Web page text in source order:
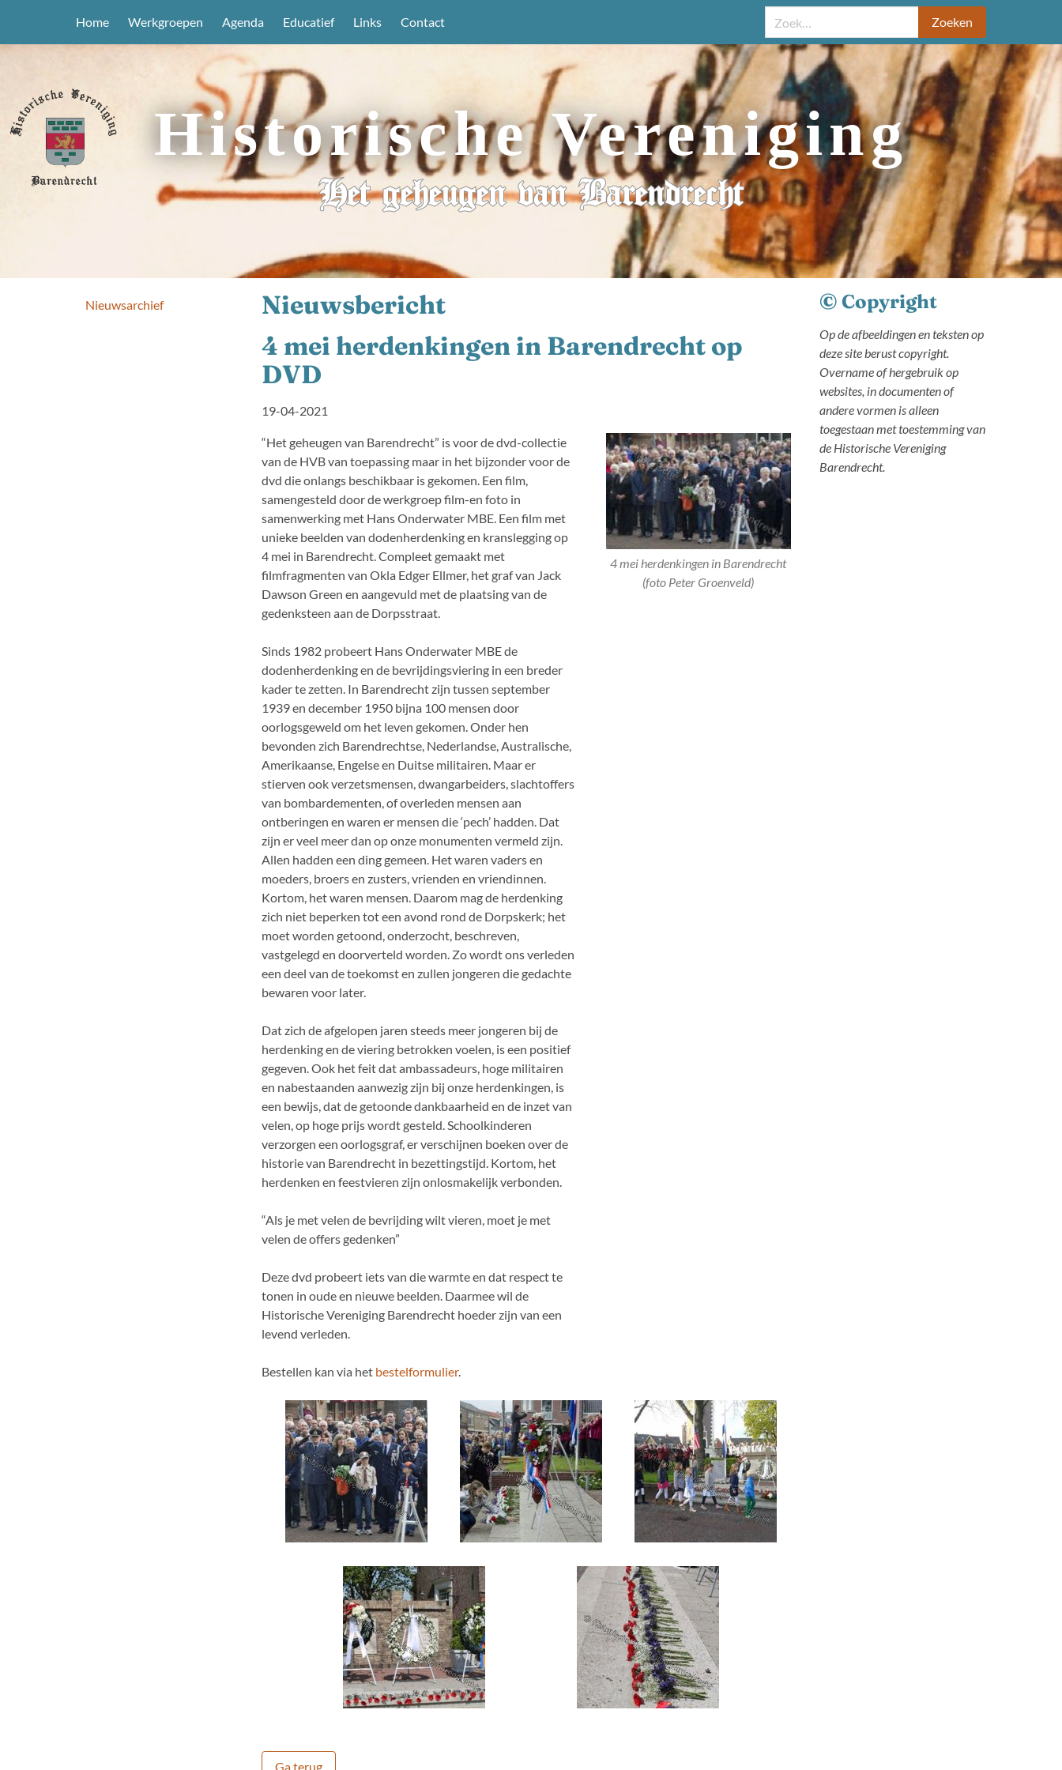
Home Werkgroepen Agenda Educatief Links Contact Zoeken
Historische Vereniging
Het geheugen van Barendrecht
Nieuwsarchief
Nieuwsbericht
4 mei herdenkingen in Barendrecht op
DVD
19-04-2021
“Het geheugen van Barendrecht” is voor de dvd-collectie
van de HVB van toepassing maar in het bijzonder voor de
dvd die onlangs beschikbaar is gekomen. Een film,
samengesteld door de werkgroep film-en foto in
samenwerking met Hans Onderwater MBE. Een film met
unieke beelden van dodenherdenking en kranslegging op
4 mei in Barendrecht. Compleet gemaakt met
filmfragmenten van Okla Edger Ellmer, het graf van Jack
Dawson Green en aangevuld met de plaatsing van de
gedenksteen aan de Dorpsstraat.
Sinds 1982 probeert Hans Onderwater MBE de
dodenherdenking en de bevrijdingsviering in een breder
kader te zetten. In Barendrecht zijn tussen september
1939 en december 1950 bijna 100 mensen door
oorlogsgeweld om het leven gekomen. Onder hen
bevonden zich Barendrechtse, Nederlandse, Australische,
Amerikaanse, Engelse en Duitse militairen. Maar er
stierven ook verzetsmensen, dwangarbeiders, slachtoffers
van bombardementen, of overleden mensen aan
ontberingen en waren er mensen die ‘pech’ hadden. Dat
zijn er veel meer dan op onze monumenten vermeld zijn.
Allen hadden een ding gemeen. Het waren vaders en
moeders, broers en zusters, vrienden en vriendinnen.
Kortom, het waren mensen. Daarom mag de herdenking
zich niet beperken tot een avond rond de Dorpskerk; het
moet worden getoond, onderzocht, beschreven,
vastgelegd en doorverteld worden. Zo wordt ons verleden
een deel van de toekomst en zullen jongeren die gedachte
bewaren voor later.
Dat zich de afgelopen jaren steeds meer jongeren bij de
herdenking en de viering betrokken voelen, is een positief
gegeven. Ook het feit dat ambassadeurs, hoge militairen
en nabestaanden aanwezig zijn bij onze herdenkingen, is
een bewijs, dat de getoonde dankbaarheid en de inzet van
velen, op hoge prijs wordt gesteld. Schoolkinderen
verzorgen een oorlogsgraf, er verschijnen boeken over de
historie van Barendrecht in bezettingstijd. Kortom, het
herdenken en feestvieren zijn onlosmakelijk verbonden.
“Als je met velen de bevrijding wilt vieren, moet je met
velen de offers gedenken”
Deze dvd probeert iets van die warmte en dat respect te
tonen in oude en nieuwe beelden. Daarmee wil de
Historische Vereniging Barendrecht hoeder zijn van een
levend verleden.
Bestellen kan via het bestelformulier.
4 mei herdenkingen in Barendrecht
(foto Peter Groenveld)
Ga terug
© Copyright
Op de afbeeldingen en teksten op
deze site berust copyright.
Overname of hergebruik op
websites, in documenten of
andere vormen is alleen
toegestaan met toestemming van
de Historische Vereniging
Barendrecht.